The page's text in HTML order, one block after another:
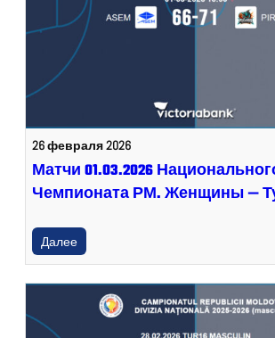
26 февраля 2026
Матчи 01.03.2026
Чемпионата РМ. Женщины —
Далее